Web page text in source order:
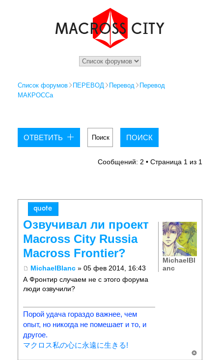
Список форумов ПЕРЕВОД Перевод
Перевод
МАКРОССа
ОТВЕТИТЬ
Сообщений: 2 • Страница 1из 1
Озвучивал ли проект
Macross City Russia
Macross Frontier?
MichaelBlanc » 05 фев 2014, 16:43
А Фронтир случаем не с этого форума
люди озвучили?
Порой удача гораздо важнее, чем
опыт, но никогда не помешает и то, и
другое.
マクロス私の心に永遠に生きる!
MichaelBl
anc